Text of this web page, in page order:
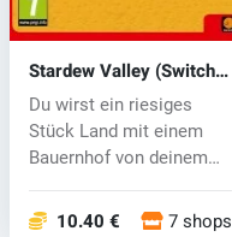
Stardew Valley (Switch)
key
Du wirst ein riesiges
Stück Land mit einem
Bauernhof von deinem
10.40 € 7 shops